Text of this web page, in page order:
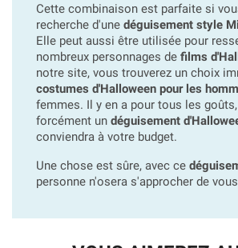
Cette combinaison est parfaite si
recherche d'une déguisement style
Elle peut aussi être utilisée pour
nombreux personnages de films
notre site, vous trouverez un choix
costumes d'Halloween pour les
femmes. Il y en a pour tous les
forcément un déguisement
conviendra à votre budget.
Une chose est sûre, avec ce
personne n'osera s'approcher de